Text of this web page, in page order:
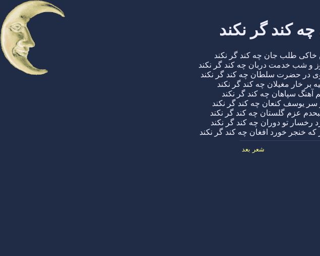
کند گر نکند
خاکی طلب جان چه کند گر نکند
و شب خدمت دربان چه کند گر نکند
در حضرت سلطان چه کند گر نکند
بر خار مغیلان چه کند گر نکند
آهنگ سپاهان چه کند گر نکند
سر یوسف کنعان چه کند گر نکند
عزم گلستان چه کند گر نکند
رخسار تو دوران چه کند گر نکند
که خنجر خورد افغان چه کند گر نکند
شعر بعد